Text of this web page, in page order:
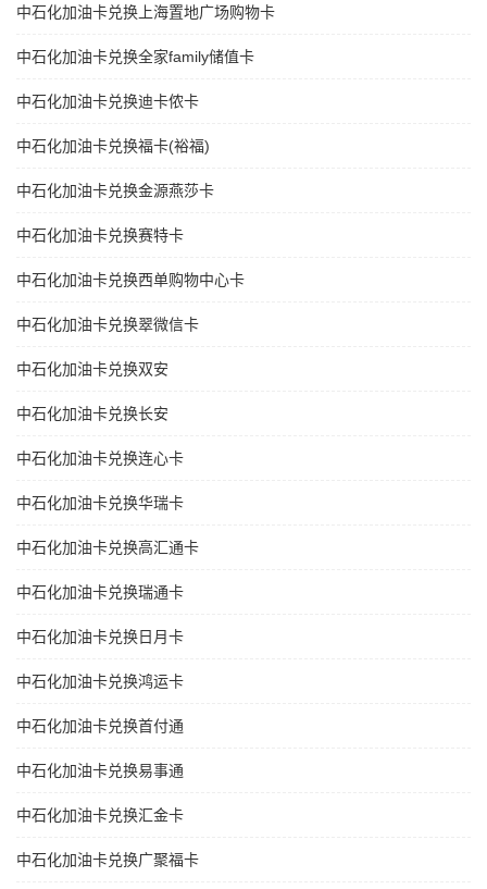
中石化加油卡兑换上海置地广场购物卡
中石化加油卡兑换全家family储值卡
中石化加油卡兑换迪卡侬卡
中石化加油卡兑换福卡(裕福)
中石化加油卡兑换金源燕莎卡
中石化加油卡兑换赛特卡
中石化加油卡兑换西单购物中心卡
中石化加油卡兑换翠微信卡
中石化加油卡兑换双安
中石化加油卡兑换长安
中石化加油卡兑换连心卡
中石化加油卡兑换华瑞卡
中石化加油卡兑换高汇通卡
中石化加油卡兑换瑞通卡
中石化加油卡兑换日月卡
中石化加油卡兑换鸿运卡
中石化加油卡兑换首付通
中石化加油卡兑换易事通
中石化加油卡兑换汇金卡
中石化加油卡兑换广聚福卡